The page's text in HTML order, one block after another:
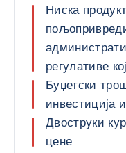
Ниска
регулативе
Буџетски
инвестиција
Двоструки
цене